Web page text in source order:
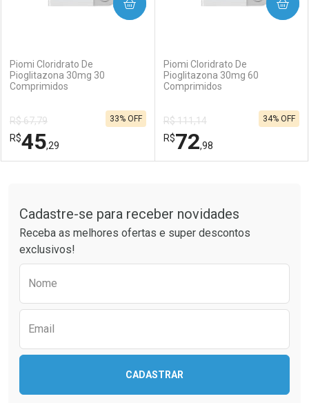
Piomi Cloridrato De
Pioglitazona 30mg 30
Comprimidos
R$ 67,79
R$45,29
33% OFF
COMPRAR
Laboratório
Por Menos
Piomi Cloridrato De
Pioglitazona 30mg 60
Comprimidos
R$ 111,14
R$72,98
34% OFF
COMPRAR
Laboratório
Por Menos
Cadastre-se para receber novidades
Receba as melhores ofertas e super descontos
exclusivos!
Nome
Email
CADASTRAR